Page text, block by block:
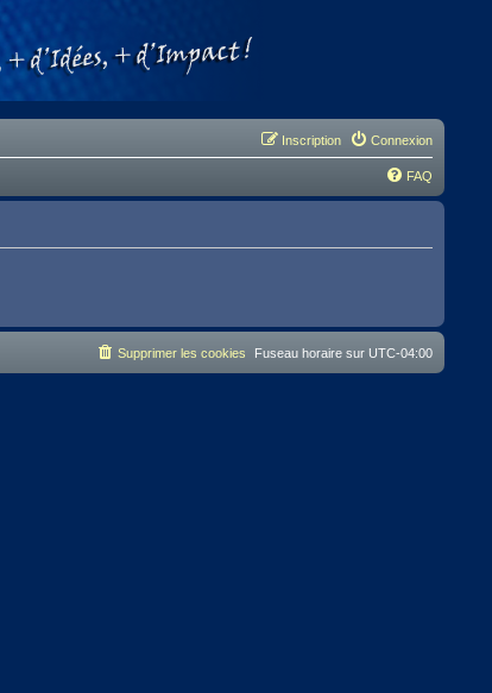
Connexion
Inscription
FAQ
Fuseau horaire sur UTC-04:00
Supprimer les cookies